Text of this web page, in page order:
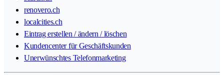
renovero.ch
localcities.ch
Eintrag erstellen / ändern / löschen
Kundencenter für Geschäftskunden
Unerwünschtes Telefonmarketing